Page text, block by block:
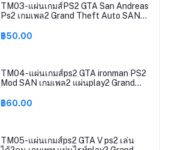
TM03-แผ่นเกมส์PS2 GTA San Andreas
Ps2 เกมเพล2 Grand Theft Auto SAN
฿50.00
TM04-แผ่นเกมส์ps2 GTA ironman PS2
Mod SAN เกมเพล2 แผ่นplay2 Grand
฿60.00
TM05-แผ่นเกมส์ps2 GTA V ps2 เล่น